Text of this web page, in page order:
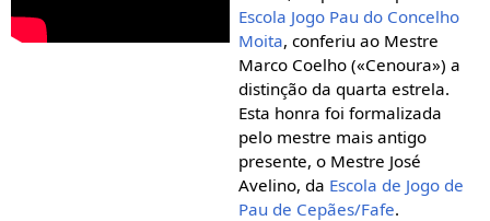
Escola Jogo Pau do Concelho
Moita, conferiu ao Mestre
Marco Coelho («Cenoura») a
distinção da quarta estrela.
Esta honra foi formalizada
pelo mestre mais antigo
presente, o Mestre José
Avelino, da Escola de Jogo de
Pau de Cepães/Fafe.